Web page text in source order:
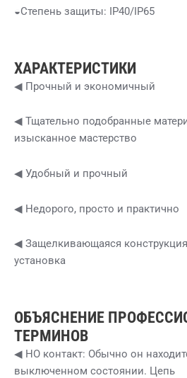
◒Степень защиты: IP40/IP65
ХАРАКТЕРИСТИКИ
◀ Прочный и экономичный
◀ Тщательно подобранные
изысканное мастерство
◀ Удобный и прочный
◀ Недорого, просто и практично
◀ Защелкивающаяся
установка
ОБЪЯСНЕНИЕ
ТЕРМИНОВ
◀ НО контакт: Обычно он
выключенном состоянии. Цепь